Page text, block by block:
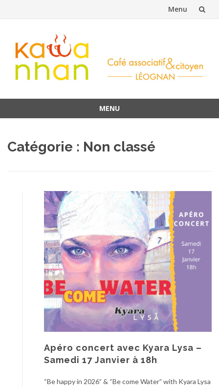
Menu
contenu
MENU
contenu
Catégorie : Non classé
Apéro concert avec Kyara Lysa –
Samedi 17 Janvier à 18h
“Be happy in 2026” & “Be come Water” with Kyara Lysa